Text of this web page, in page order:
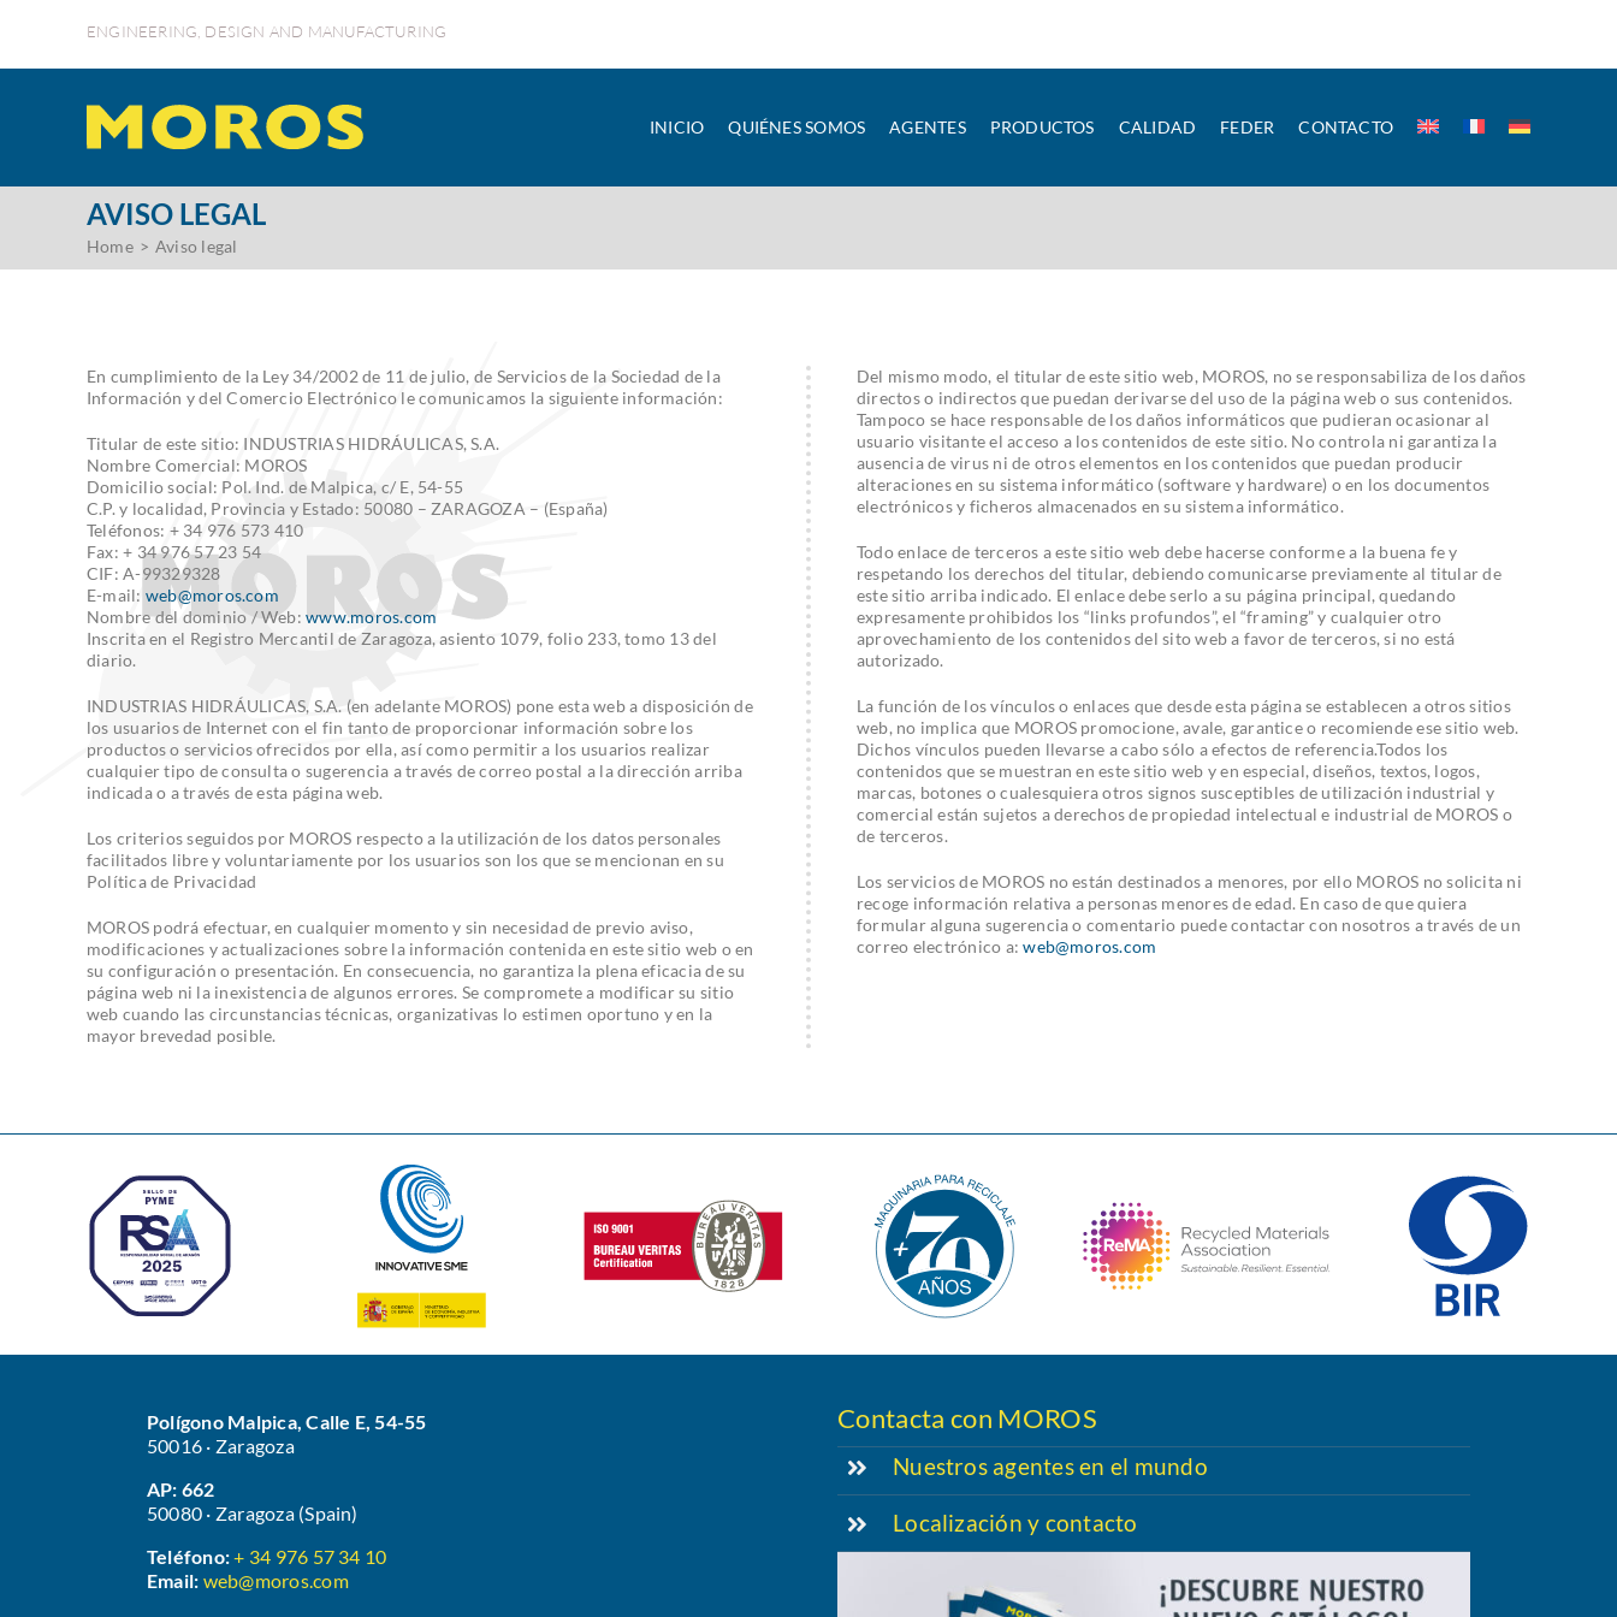
ENGINEERING, DESIGN AND MANUFACTURING
INICIO QUIÉNES SOMOS AGENTES PRODUCTOS CALIDAD FEDER CONTACTO
AVISO LEGAL
Home Aviso legal
En cumplimiento de la Ley 34/2002 de 11 de julio, de Servicios de la Sociedad de la
Información y del Comercio Electrónico le comunicamos la siguiente información:
Titular de este sitio: INDUSTRIAS HIDRÁULICAS, S.A.
Nombre Comercial: MOROS
Domicilio social: Pol. Ind. de Malpica, c/ E, 54-55
C.P. y localidad, Provincia y Estado: 50080 – ZARAGOZA – (España)
Teléfonos: + 34 976 573 410
Fax: + 34 976 57 23 54
CIF: A-99329328
E-mail: web@moros.com
Nombre del dominio / Web:www.moros.com
Inscrita en el Registro Mercantil de Zaragoza, asiento 1079, folio 233, tomo 13 del
diario.
INDUSTRIAS HIDRÁULICAS, S.A. (en adelante MOROS) pone esta web a disposición de
los usuarios de Internet con el fin tanto de proporcionar información sobre los
productos o servicios ofrecidos por ella, así como permitir a los usuarios realizar
cualquier tipo de consulta o sugerencia a través de correo postal a la dirección arriba
indicada o a través de esta página web.
Los criterios seguidos por MOROS respecto a la utilización de los datos personales
facilitados libre y voluntariamente por los usuarios son los que se mencionan en su
Política de Privacidad
MOROS podrá efectuar, en cualquier momento y sin necesidad de previo aviso,
modificaciones y actualizaciones sobre la información contenida en este sitio web o en
su configuración o presentación. En consecuencia, no garantiza la plena eficacia de su
página web ni la inexistencia de algunos errores. Se compromete a modificar su sitio
web cuando las circunstancias técnicas, organizativas lo estimen oportuno y en la
mayor brevedad posible.
Del mismo modo, el titular de este sitio web, MOROS, no se responsabiliza de los daños
directos o indirectos que puedan derivarse del uso de la página web o sus contenidos.
Tampoco se hace responsable de los daños informáticos que pudieran ocasionar al
usuario visitante el acceso a los contenidos de este sitio. No controla ni garantiza la
ausencia de virus ni de otros elementos en los contenidos que puedan producir
alteraciones en su sistema informático (software y hardware) o en los documentos
electrónicos y ficheros almacenados en su sistema informático.
Todo enlace de terceros a este sitio web debe hacerse conforme a la buena fe y
respetando los derechos del titular, debiendo comunicarse previamente al titular de
este sitio arriba indicado. El enlace debe serlo a su página principal, quedando
expresamente prohibidos los “links profundos”, el “framing” y cualquier otro
aprovechamiento de los contenidos del sito web a favor de terceros, si no está
autorizado.
La función de los vínculos o enlaces que desde esta página se establecen a otros sitios
web, no implica que MOROS promocione, avale, garantice o recomiende ese sitio web.
Dichos vínculos pueden llevarse a cabo sólo a efectos de referencia.Todos los
contenidos que se muestran en este sitio web y en especial, diseños, textos, logos,
marcas, botones o cualesquiera otros signos susceptibles de utilización industrial y
comercial están sujetos a derechos de propiedad intelectual e industrial de MOROS o
de terceros.
Los servicios de MOROS no están destinados a menores, por ello MOROS no solicita ni
recoge información relativa a personas menores de edad. En caso de que quiera
formular alguna sugerencia o comentario puede contactar con nosotros a través de un
correo electrónico a:web@moros.com
Polígono Malpica, Calle E, 54-55
50016 · Zaragoza
AP: 662
50080 · Zaragoza (Spain)
Teléfono:+ 34 976 57 34 10
Email: web@moros.com
Contacta con MOROS
Nuestros agentes en el mundo
Localización y contacto